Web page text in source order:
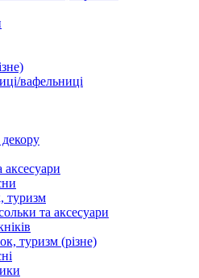
вафельниці
аксесуари
туризм
та аксесуари
туризм (різне)